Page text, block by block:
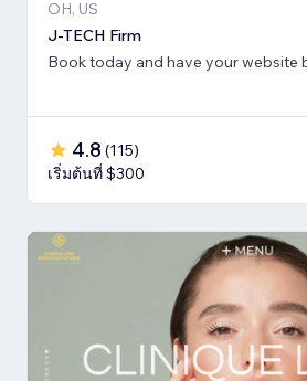
OH, US
J-TECH Firm
Book today and have your website
4.8 (115)
เริ่มต้นที่ $300